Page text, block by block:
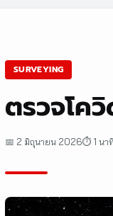
SURVEYING
ตรวจโค
📅 2 มิถุนายน 2026⏱ 1 นาที